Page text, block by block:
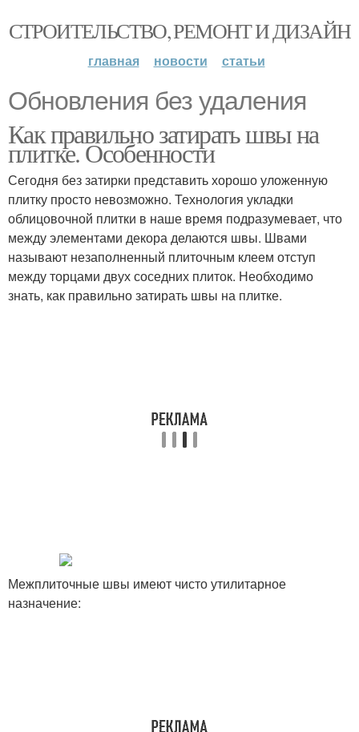
СТРОИТЕЛЬСТВО, РЕМОНТ И ДИЗАЙН
главная новости статьи
Обновления без удаления
Как правильно затирать швы на
плитке. Особенности
Сегодня без затирки представить хорошо уложенную
плитку просто невозможно. Технология укладки
облицовочной плитки в наше время подразумевает, что
между элементами декора делаются швы. Швами
называют незаполненный плиточным клеем отступ
между торцами двух соседних плиток. Необходимо
знать, как правильно затирать швы на плитке.
Межплиточные швы имеют чисто утилитарное
назначение: